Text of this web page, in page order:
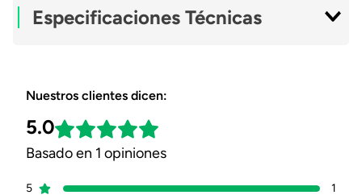
Especificaciones Técnicas
Cintas Reflectivas
Nuestros clientes dicen:
5.0
Basado en 1 opiniones
5 1